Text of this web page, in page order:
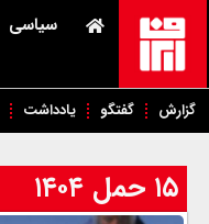
سیاسی
گزارش گفتگو یادداشت
۱۵ حمل ۱۴۰۴